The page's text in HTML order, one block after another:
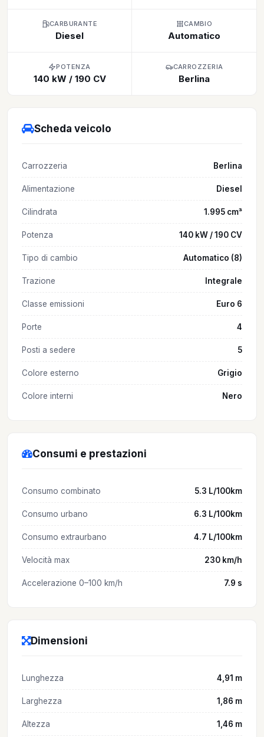
CARBURANTE
Diesel
CAMBIO
Automatico
POTENZA
140 kW / 190 CV
CARROZZERIA
Berlina
Scheda veicolo
Carrozzeria Berlina
Alimentazione Diesel
Cilindrata 1.995 cm³
Potenza 140 kW / 190 CV
Tipo di cambio Automatico (8)
Trazione Integrale
Classe emissioni Euro 6
Porte 4
Posti a sedere 5
Colore esterno Grigio
Colore interni Nero
Consumi e prestazioni
Consumo combinato 5.3 L/100km
Consumo urbano 6.3 L/100km
Consumo extraurbano 4.7 L/100km
Velocità max 230 km/h
Accelerazione 0–100 km/h 7.9 s
Dimensioni
Lunghezza 4,91 m
Larghezza 1,86 m
Altezza 1,46 m